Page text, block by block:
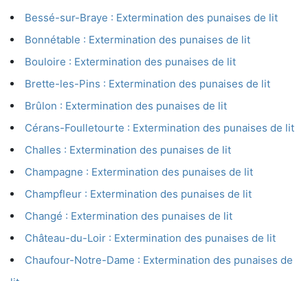
Bessé-sur-Braye : Extermination des punaises de lit
Bonnétable : Extermination des punaises de lit
Bouloire : Extermination des punaises de lit
Brette-les-Pins : Extermination des punaises de lit
Brûlon : Extermination des punaises de lit
Cérans-Foulletourte : Extermination des punaises de lit
Challes : Extermination des punaises de lit
Champagne : Extermination des punaises de lit
Champfleur : Extermination des punaises de lit
Changé : Extermination des punaises de lit
Château-du-Loir : Extermination des punaises de lit
Chaufour-Notre-Dame : Extermination des punaises de